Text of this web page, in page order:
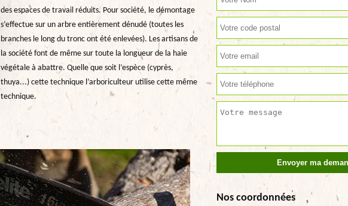
des espaces de travail réduits. Pour société, le démontage
s’effectue sur un arbre entièrement dénudé (toutes les
branches le long du tronc ont été enlevées). Les artisans de
la société font de même sur toute la longueur de la haie
végétale à abattre. Quelle que soit l’espèce (cyprès,
thuya...) cette technique l’arboriculteur utilise cette même
technique.
Nos coordonnées